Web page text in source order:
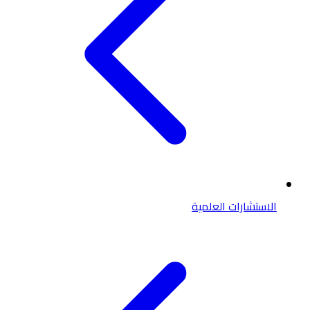
الاستشارات العلمية